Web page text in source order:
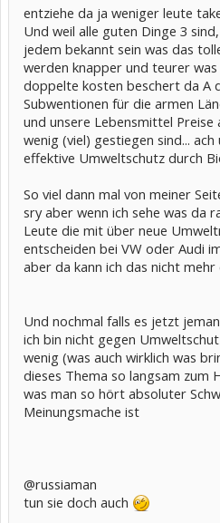
entziehe da ja weniger leute
Und weil alle guten Dinge 3
jedem bekannt sein was das
werden knapper und teurer
doppelte kosten beschert da A
Subwentionen für die armen
und unsere Lebensmittel Preise
wenig (viel) gestiegen sind...
effektive Umweltschutz durch
So viel dann mal von meiner
sry aber wenn ich sehe was da
Leute die mit über neue
entscheiden bei VW oder Audi
aber da kann ich das nicht mehr
Und nochmal falls es jetzt
ich bin nicht gegen
wenig (was auch wirklich was
dieses Thema so langsam zum
was man so hört absoluter
Meinungsmache ist
@russiaman
tun sie doch auch